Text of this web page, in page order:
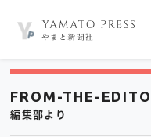
FROM-THE-
編集部より